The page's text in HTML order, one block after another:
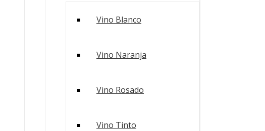
Vino Blanco
Vino Naranja
Vino Rosado
Vino Tinto